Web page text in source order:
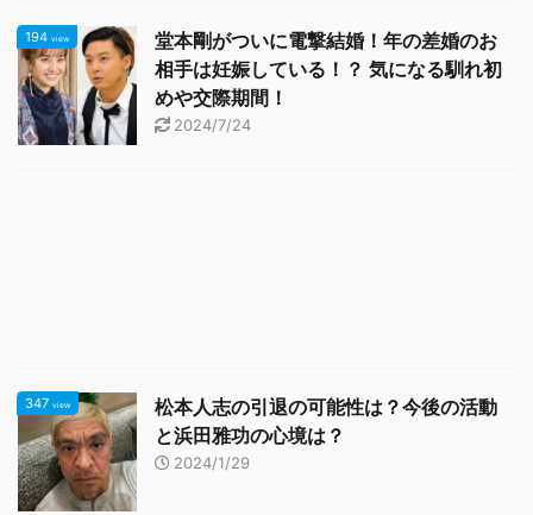
194 view
堂本剛がついに電撃結婚！年の差婚のお
相手は妊娠している！？ 気になる馴れ初
めや交際期間！
2024/7/24
347 view
松本人志の引退の可能性は？今後の活動
と浜田雅功の心境は？
2024/1/29